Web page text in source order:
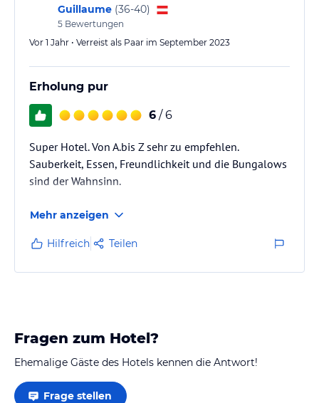
ideal für Aquatraining. Es gibt auch eine Pool-/Snackbar und ein
Wellnessangebot mit Saunen, Massagen und einem Dampfbad. Um
den Gästen Unterhaltung zu bieten, werden
Animationsprogramme und Live-Musik angeboten.
Hinweis:
Angaben ohne Gewähr. Bitte lies vor der Buchung die
verbindlichen Angebotsdetails des jeweiligen Veranstalters.
Guillaume (36-40)
5 Bewertungen
Vor 1 Jahr • Verreist als Paar im September 2023
Erholung pur
6 / 6
Super Hotel. Von A.bis Z sehr zu empfehlen.
Sauberkeit, Essen, Freundlichkeit und die Bungalows
sind der Wahnsinn.
Mehr anzeigen
Hilfreich Teilen
Fragen zum Hotel?
Ehemalige Gäste des Hotels kennen die Antwort!
Frage stellen